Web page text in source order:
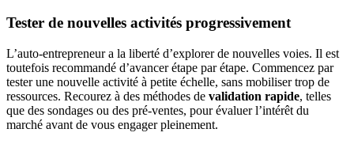
Tester de nouvelles activités progressivement
L’auto-entrepreneur a la liberté d’explorer de nouvelles voies. Il est
toutefois recommandé d’avancer étape par étape. Commencez par
tester une nouvelle activité à petite échelle, sans mobiliser trop de
ressources. Recourez à des méthodes de validation rapide, telles
que des sondages ou des pré-ventes, pour évaluer l’intérêt du
marché avant de vous engager pleinement.